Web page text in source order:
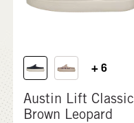
+ 6
Austin Lift Classic
Brown Leopard